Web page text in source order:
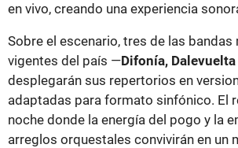
en vivo, creando una experiencia
Sobre el escenario, tres de las bandas
vigentes del país —Difonía,
desplegarán sus repertorios en
adaptadas para formato sinfónico. El
noche donde la energía del pogo y la
arreglos orquestales convivirán en un